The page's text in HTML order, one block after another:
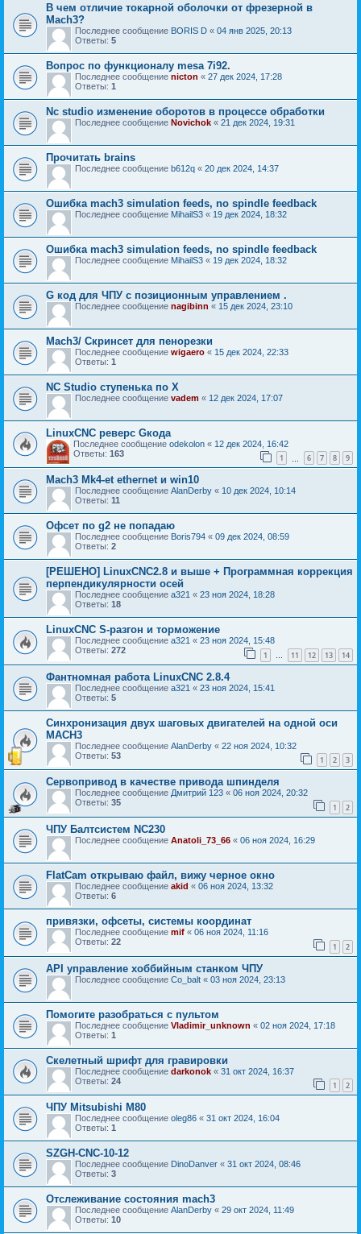
В чем отличие токарной оболочки от фрезерной в
Mach3?
Последнее сообщение BORIS D « 04 янв 2025, 20:13
Ответы: 5
Вопрос по функционалу mesa 7i92.
Последнее сообщение nicton « 27 дек 2024, 17:28
Ответы: 1
Nc studio изменение оборотов в процессе обработки
Последнее сообщение Novichok « 21 дек 2024, 19:31
Прочитать brains
Последнее сообщение b612q « 20 дек 2024, 14:37
Ошибка mach3 simulation feeds, no spindle feedback
Последнее сообщение MihailS3 « 19 дек 2024, 18:32
Ошибка mach3 simulation feeds, no spindle feedback
Последнее сообщение MihailS3 « 19 дек 2024, 18:32
G код для ЧПУ с позиционным управлением .
Последнее сообщение nagibinn « 15 дек 2024, 23:10
Mach3/ Скринсет для пенорезки
Последнее сообщение wigaero « 15 дек 2024, 22:33
Ответы: 1
NC Studio ступенька по X
Последнее сообщение vadem « 12 дек 2024, 17:07
LinuxCNC реверс Gкода
Последнее сообщение odekolon « 12 дек 2024, 16:42
Ответы: 163 1 6 7 8 9
Mach3 Mk4-et ethernet и win10
Последнее сообщение AlanDerby « 10 дек 2024, 10:14
Ответы: 11
Офсет по g2 не попадаю
Последнее сообщение Boris794 « 09 дек 2024, 08:59
Ответы: 2
[РЕШЕНО] LinuxCNC2.8 и выше + Программная коррекция
перпендикулярности осей
Последнее сообщение a321 « 23 ноя 2024, 18:28
Ответы: 18
LinuxCNC S-разгон и торможение
Последнее сообщение a321 « 23 ноя 2024, 15:48
Ответы: 272 1 … 11 12 13 14
Фантномная работа LinuxCNC 2.8.4
Последнее сообщение a321 « 23 ноя 2024, 15:41
Ответы: 5
Синхронизация двух шаговых двигателей на одной оси
MACH3
Последнее сообщение AlanDerby « 22 ноя 2024, 10:32
Ответы: 53 1 2 3
Сервопривод в качестве привода шпинделя
Последнее сообщение Дмитрий 123 « 06 ноя 2024, 20:32
Ответы: 35 1 2
ЧПУ Балтсистем NC230
Последнее сообщение Anatoli_73_66 « 06 ноя 2024, 16:29
FlatCam открываю файл, вижу черное окно
Последнее сообщение akid « 06 ноя 2024, 13:32
Ответы: 6
привязки, офсеты, системы координат
Последнее сообщение mif « 06 ноя 2024, 11:16
Ответы: 22 1 2
API управление хоббийным станком ЧПУ
Последнее сообщение Co_balt « 03 ноя 2024, 23:13
Помогите разобраться с пультом
Последнее сообщение Vladimir_unknown « 02 ноя 2024, 17:18
Ответы: 1
Скелетный шрифт для гравировки
Последнее сообщение darkonok « 31 окт 2024, 16:37
Ответы: 24 1 2
ЧПУ Mitsubishi M80
Последнее сообщение oleg86 « 31 окт 2024, 16:04
Ответы: 1
SZGH-CNC-10-12
Последнее сообщение DinoDanver « 31 окт 2024, 08:46
Ответы: 3
Отслеживание состояния mach3
Последнее сообщение AlanDerby « 29 окт 2024, 11:49
Ответы: 10